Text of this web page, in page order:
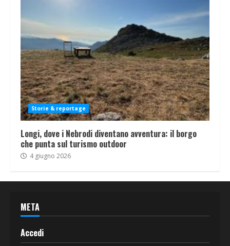
Storie & reportage
Longi, dove i Nebrodi diventano avventura: il borgo
che punta sul turismo outdoor
4 giugno 2026
META
Accedi